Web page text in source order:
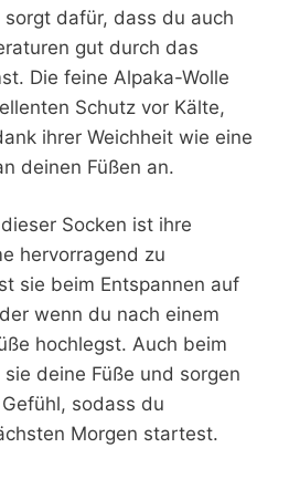
sorgt dafür, dass du auch
gut durch das
Die feine Alpaka-Wolle
Schutz vor Kälte,
ihrer Weichheit wie eine
deinen Füßen an.
Socken ist ihre
hervorragend zu
sie beim Entspannen auf
wenn du nach einem
hochlegst. Auch beim
deine Füße und sorgen
sodass du
Morgen startest.